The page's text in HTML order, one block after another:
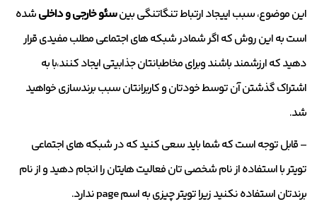
این موضوع، سبب اییجاد ارتباط تنگاتنگی بینسئو خارجی و داخلیشده
است به این روش که اگر شمادر شبکه های اجتماعی مطلب مفیدی قرار
دهید که ارزشمند باشند وبرای مخاطبانتان جذابیتی ایجاد کنند،با به
اشتراک گذشتن آن توسط خودتان و کاربرانتان سبب برندسازی خواهید
شد.
– قابل توجه است که شما باید سعی کنید که در شبکه های اجتماعی
تویتر با استفاده از نام شخصی تان فعالیت هایتان را انجام دهید و از نام
برندتان استفاده نکنید زیرا تویتر چیزی به اسم page ندارد.